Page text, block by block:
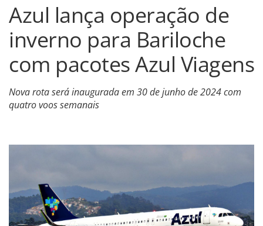
Azul lança operação de
inverno para Bariloche
com pacotes Azul Viagens
Nova rota será inaugurada em 30 de junho de 2024 com
quatro voos semanais